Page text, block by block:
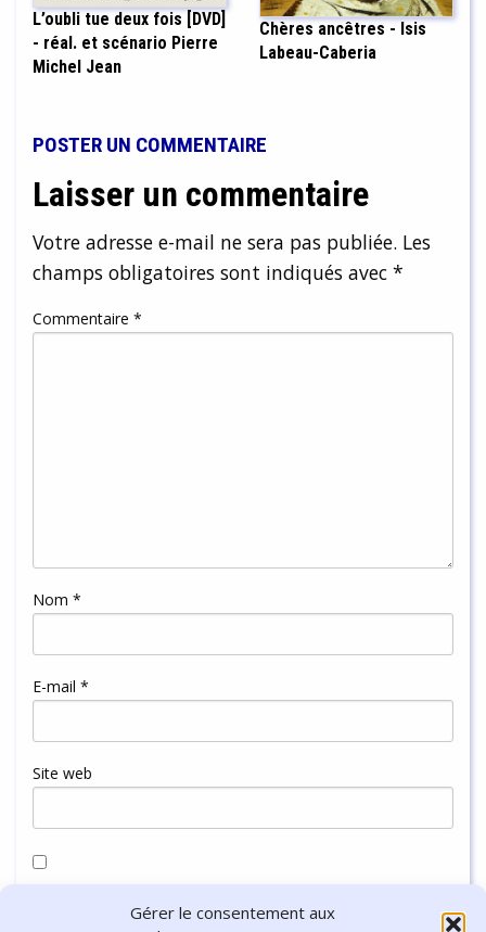
Gérer le consentement aux
L’oubli tue deux fois [DVD]
- réal. et scénario Pierre
Michel Jean
Chères ancêtres - Isis
Labeau-Caberia
POSTER UN COMMENTAIRE
Laisser un commentaire
Votre adresse e-mail ne sera pas publiée. Les
champs obligatoires sont indiqués avec *
Commentaire *
Nom *
E-mail *
Site web
navigateur pour mon prochain commentaire.